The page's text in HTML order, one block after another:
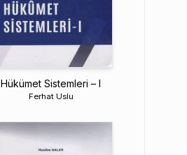
Hükümet Sistemleri – I
Ferhat Uslu